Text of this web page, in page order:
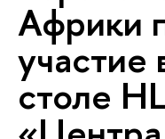
Африки
участие
столе